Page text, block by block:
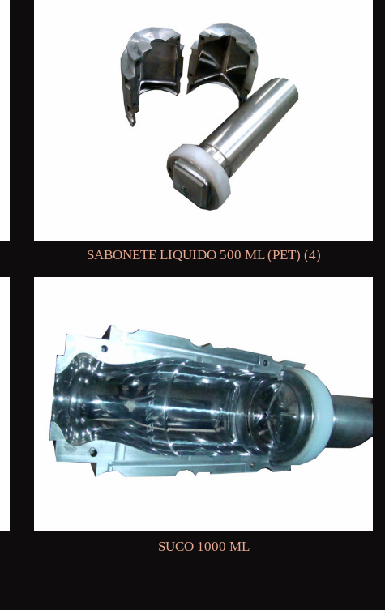
SABONETE LIQUIDO 500 ML (PET) (4)
SUCO 1000 ML